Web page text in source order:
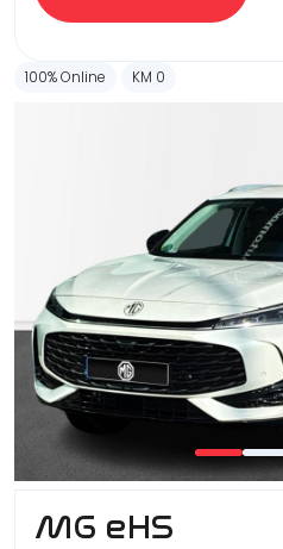
100% Online KM 0
MG eHS